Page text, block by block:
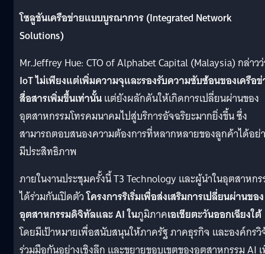
โซลูชันเครือข่ายแบบบูรณาการ(Integrated Network
Solutions)
Mr.Jeffrey Hue: CTO of Alphabet Capital (Malaysia) กล่าว
IoT ไม่เพียงแต่เพิ่มความจุและรองรับความซับซ้อนของเครือ
สื่อสารเพิ่มขึ้นเท่านั้นแต่ยังผลักดันให้เกิดการเปลี่ยนผ่านของ
อุตสาหกรรมโทรคมนาคมไปสู่บริการอัจฉริยะมากยิ่งขึ้น ซึ่ง
สามารถตอบสนองความต้องการที่หลากหลายของลูกค้าได้อย่
มีประสิทธิภาพ
ภายในงานประชุมครั้งนี้ T3 Technology และผู้นำในอุตสาหก
ได้ร่วมกันเปิดตัวโครงการริเริ่มเพื่อส่งเสริมการเปลี่ยนผ่านของ
อุตสาหกรรมดิจิทัลและ AI ในภูมิภาคเอเชียตะวันออกเฉียงใต้
โดยมีเป้าหมายเพื่อสนับสนุนให้ภาครัฐ ภาคธุรกิจ และองค์กร
ร่วมมือกันอย่างเชิงลึก และขยายขอบเขตของอุตสาหกรรม AI